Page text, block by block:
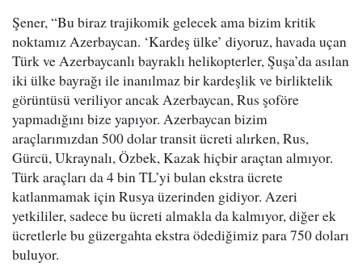
Şener, “Bu biraz trajikomik gelecek ama bizim kritik
noktamız Azerbaycan. ‘Kardeş ülke’ diyoruz, havada uçan
Türk ve Azerbaycanlı bayraklı helikopterler, Şuşa’da asılan
iki ülke bayrağı ile inanılmaz bir kardeşlik ve birliktelik
görüntüsü veriliyor ancak Azerbaycan, Rus şoföre
yapmadığını bize yapıyor. Azerbaycan bizim
araçlarımızdan 500 dolar transit ücreti alırken, Rus,
Gürcü, Ukraynalı, Özbek, Kazak hiçbir araçtan almıyor.
Türk araçları da 4 bin TL’yi bulan ekstra ücrete
katlanmamak için Rusya üzerinden gidiyor. Azeri
yetkililer, sadece bu ücreti almakla da kalmıyor, diğer ek
ücretlerle bu güzergahta ekstra ödediğimiz para 750 doları
buluyor.